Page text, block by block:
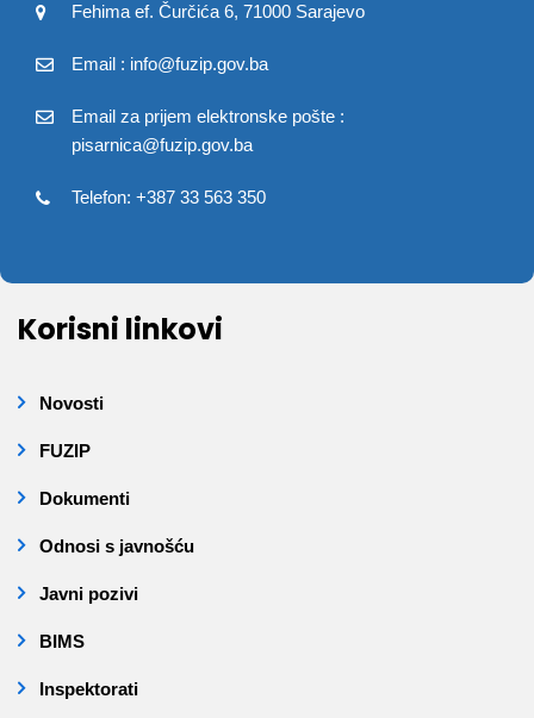
Fehima ef. Čurčića 6, 71000 Sarajevo
Email : info@fuzip.gov.ba
Email za prijem elektronske pošte :
pisarnica@fuzip.gov.ba
Telefon: +387 33 563 350
Korisni linkovi
Novosti
FUZIP
Dokumenti
Odnosi s javnošću
Javni pozivi
BIMS
Inspektorati